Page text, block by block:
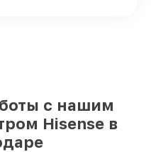
с нашим
Hisense в